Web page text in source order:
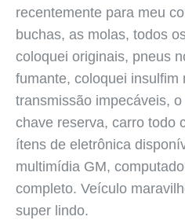
recentemente para meu
buchas, as molas, todos
coloquei originais, pneus
fumante, coloquei insulfim
transmissão impecáveis,
chave reserva, carro todo
ítens de eletrônica
multimídia GM,
completo. Veículo
super lindo.